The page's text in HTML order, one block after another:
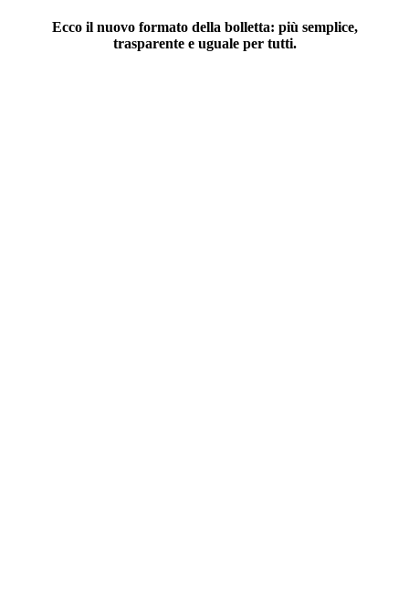
Ecco il nuovo formato della bolletta: più semplice,
trasparente e uguale per tutti.